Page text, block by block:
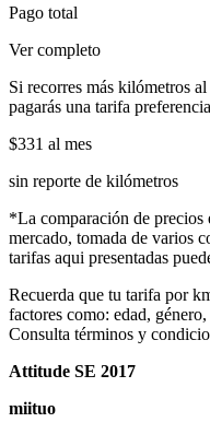
Pago total
Ver completo
Si recorres más kilómetros
pagarás una tarifa
$331 al mes
sin reporte de kilómetros
*La comparación de precios
mercado, tomada de varios
tarifas aqui presentadas
Recuerda que tu tarifa por
factores como: edad,
Consulta términos y
Attitude SE 2017
miituo